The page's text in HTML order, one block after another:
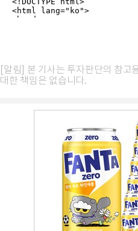
[알림] 본 기사는 투자판단의 참고
대한 책임은 없습니다.